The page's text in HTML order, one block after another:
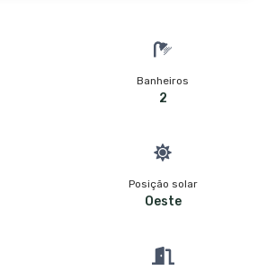
Banheiros
2
Posição solar
Oeste